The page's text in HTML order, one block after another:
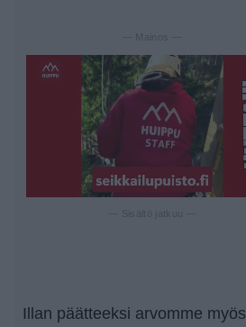
— Mainos —
Illan päätteeksi arvomme myös